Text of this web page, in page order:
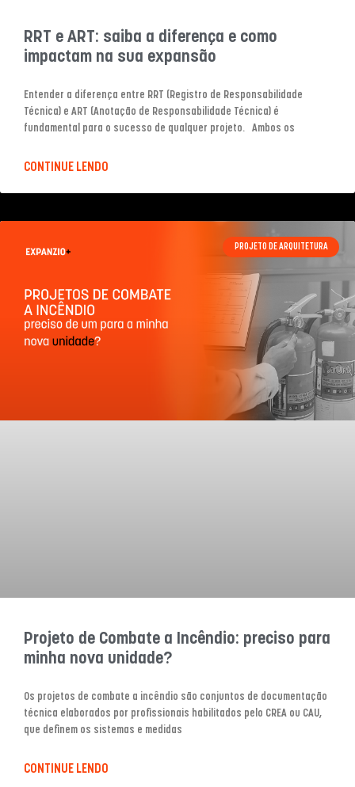
RRT e ART: saiba a diferença e como
impactam na sua expansão
Entender a diferença entre RRT (Registro de Responsabilidade
Técnica) e ART (Anotação de Responsabilidade Técnica) é
fundamental para o sucesso de qualquer projeto. Ambos os
CONTINUE LENDO
PROJETO DE ARQUITETURA
Projeto de Combate a Incêndio: preciso para
minha nova unidade?
Os projetos de combate a incêndio são conjuntos de documentação
técnica elaborados por profissionais habilitados pelo CREA ou CAU,
que definem os sistemas e medidas
CONTINUE LENDO